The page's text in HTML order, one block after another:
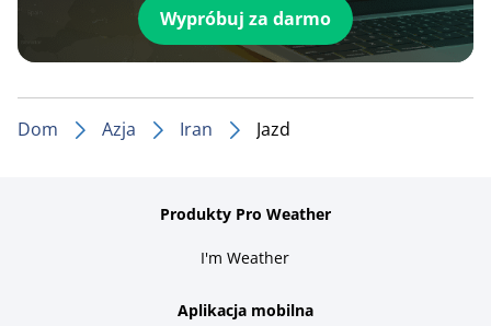
Wypróbuj za darmo
Dom Azja Iran Jazd
Produkty Pro Weather
I'm Weather
Aplikacja mobilna